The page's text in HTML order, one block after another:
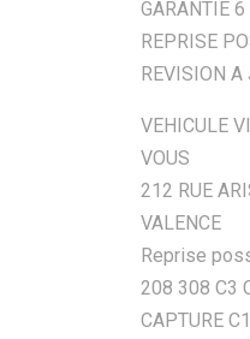
GARANTIE
REPRISE
REVISION A
VEHICULE
VOUS
212 RUE
VALENCE
Reprise
208 308 C3
CAPTURE